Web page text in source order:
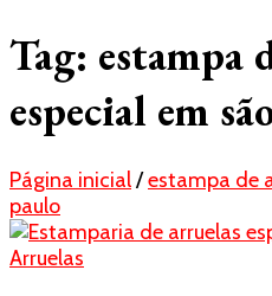
Tag: estampa
especial em
Página inicial/estampa de
paulo
Arruelas